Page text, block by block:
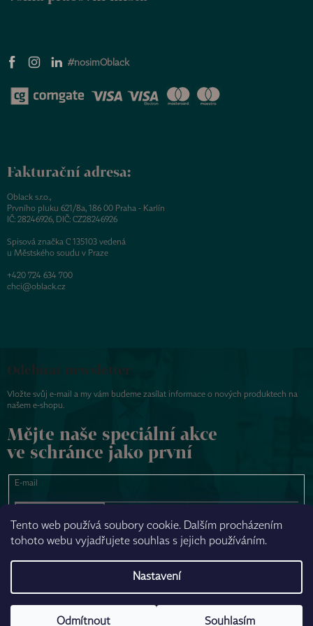
Tento web používá soubory cookie. Dalším procházením
tohoto webu vyjadřujete souhlas s jejich používáním.
Nastavení
Odmítnout Souhlasím
#nosimOblack
Fakturační adresa:
Oblack s.r.o.,
Prvního pluku 621/8a, 186 00 Praha - Karlín
IČ: 28246926, DIČ: CZ28246926
Spisová značka C 135103 vedená
u Městského soudu v Praze
+420 724 634 700
chci@oblack.cz
Odebírat newsletter
Vložte svůj e-mail a my vám budeme zasílat informace o nových produktech na
našem e-shopu.
Mějte naše speciální akce
ve schránce jako první
E-mail
NAPSAT ZPRÁVU